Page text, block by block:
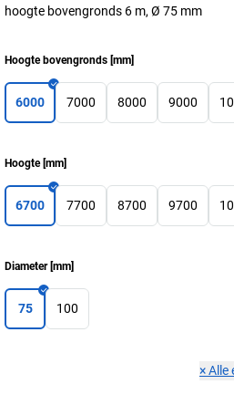
hoogte bovengronds 6 m, Ø 75 mm
Hoogte bovengronds [mm]
6000 7000 8000 9000
Hoogte[mm]
6700 7700 8700 9700
Diameter[mm]
75 100
×Alle